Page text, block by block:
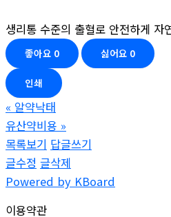
생리통 수준의 출혈로 안전하게 자
좋아요 0 싫어요 0
인쇄
« 알약낙­태
유산약비용 »
목록보기 답글쓰기
글수정 글삭제
Powered by KBoard
이용약관